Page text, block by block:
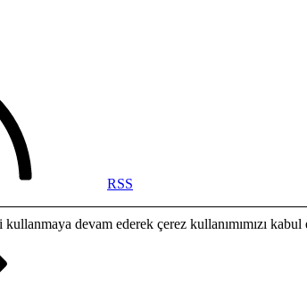
RSS
devam ederek çerez kullanımımızı